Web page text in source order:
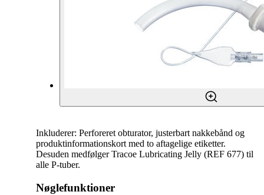
Inkluderer: Perforeret obturator, justerbart nakkebånd og
produktinformationskort med to aftagelige etiketter.
Desuden medfølger Tracoe Lubricating Jelly (REF 677) til
alle P-tuber.
Nøglefunktioner